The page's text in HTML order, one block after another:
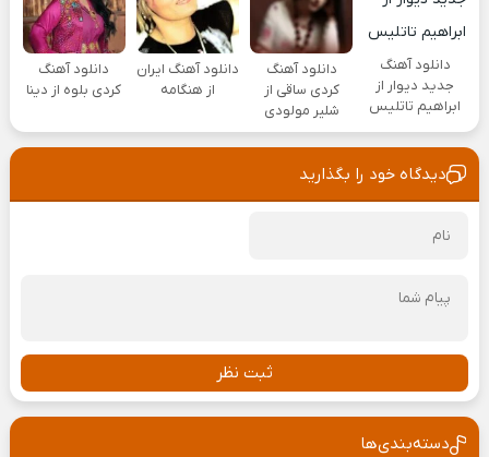
دانلود آهنگ
جدید دیوار از
ابراهیم تاتلیس
دانلود آهنگ
کردی ساقی از
شلیر مولودی
دانلود آهنگ ایران
از هنگامه
دانلود آهنگ
کردی بلوه از دینا
دیدگاه خود را بگذارید
ثبت نظر
دسته‌بندی‌ها